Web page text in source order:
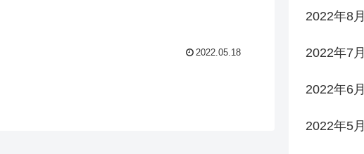
2022.05.18
2022年8月
2022年7月
2022年6月
2022年5月